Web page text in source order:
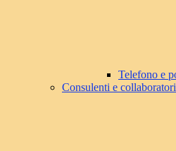
Telefono e
Consulenti e collaboratori